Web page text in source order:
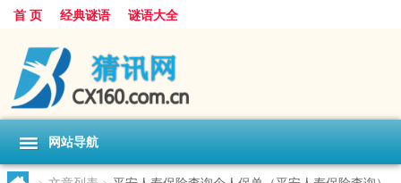
首 页 经典谜语 谜语大全
网站导航